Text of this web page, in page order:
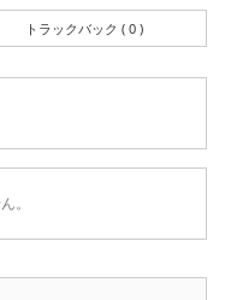
トラックバック ( 0 )
。